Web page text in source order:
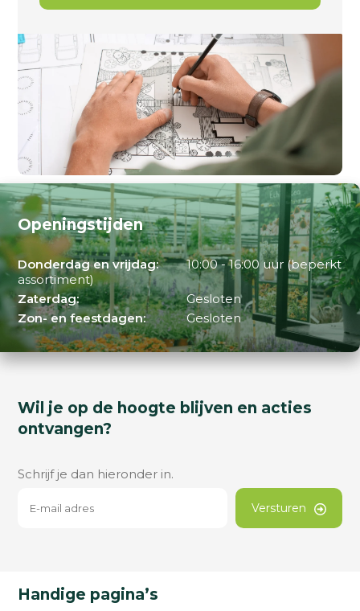
Openingstijden
Donderdag en vrijdag:
10:00 - 16:00 uur (beperkt
assortiment)
Zaterdag:
Gesloten
Zon- en feestdagen:
Gesloten
Wil je op de hoogte blijven en acties
ontvangen?
Schrijf je dan hieronder in.
Versturen
Handige pagina’s